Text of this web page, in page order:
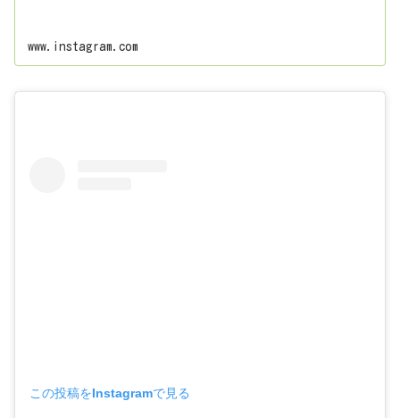
www.instagram.com
この投稿をInstagramで見る